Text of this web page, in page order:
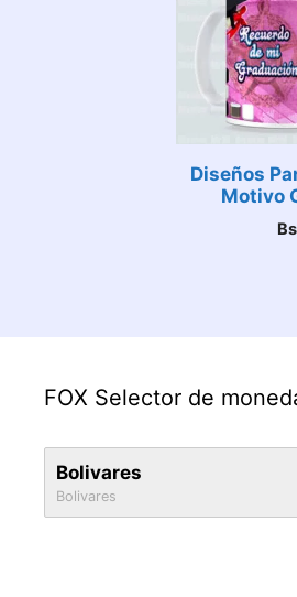
Diseños
Motivo
FOX Selector de
Bolivares
Bolivares